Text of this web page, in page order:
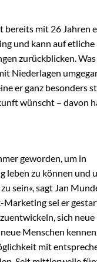
bereits mit 26 Jahren
und kann auf etliche
zurückblicken.
Niederlagen
er ganz besonders
wünscht – davon
geworden, um in
leben zu können und
sein«, sagt Jan
sei er
sich
Menschen
mit